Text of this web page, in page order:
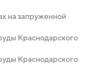
на запруженной
Краснодарского
Краснодарского